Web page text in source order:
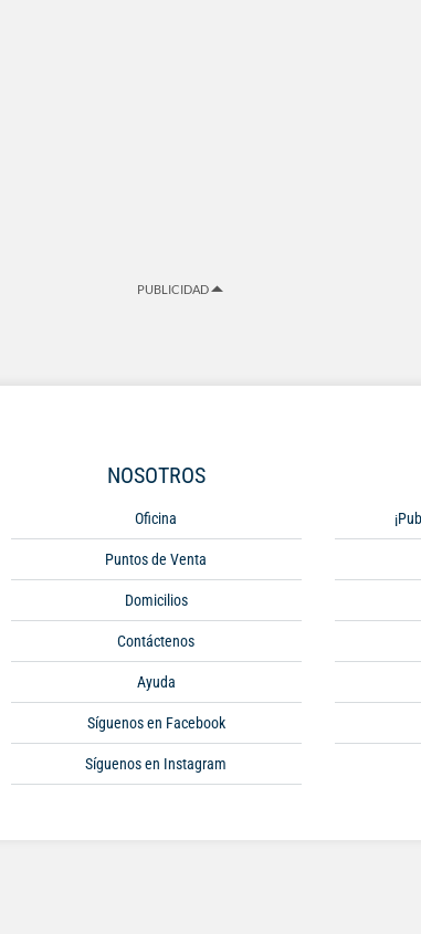
PUBLICIDAD
NOSOTROS
Oficina
Puntos de Venta
Domicilios
Contáctenos
Ayuda
Síguenos en Facebook
Síguenos en Instagram